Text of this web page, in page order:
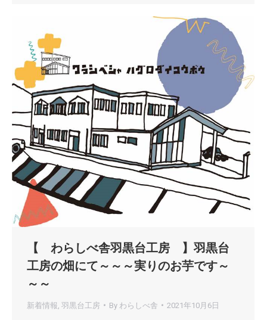
【 わらしべ舎羽黒台工房 】羽黒台
工房の畑にて～～～実りのお芋です～
～～
新着情報 羽黒台工房 By わらしべ舎 2021年10月6日